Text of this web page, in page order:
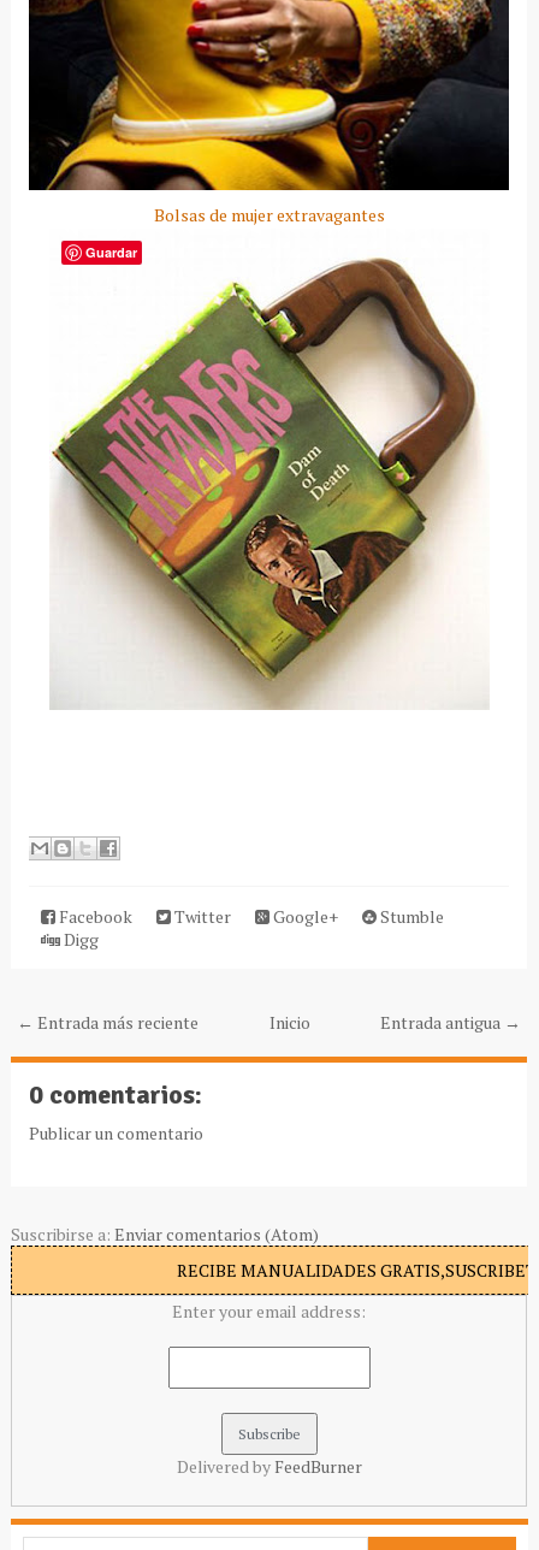
Bolsas de mujer extravagantes
Facebook Twitter Google+
Stumble
Digg
← Entrada más reciente Entrada antigua →
Inicio
0 comentarios:
Publicar un comentario
Suscribirse a: Enviar comentarios (Atom)
RECIBE MANUALIDADES
Enter your email address:
Delivered by FeedBurner
Guardar